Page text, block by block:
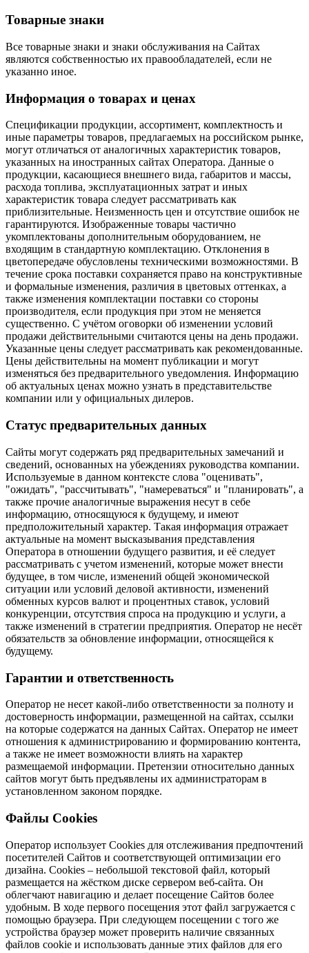
Товарные знаки
Все товарные знаки и знаки обслуживания на Сайтах
являются собственностью их правообладателей, если не
указанно иное.
Информация о товарах и ценах
Спецификации продукции, ассортимент, комплектность и
иные параметры товаров, предлагаемых на российском рынке,
могут отличаться от аналогичных характеристик товаров,
указанных на иностранных сайтах Оператора. Данные о
продукции, касающиеся внешнего вида, габаритов и массы,
расхода топлива, эксплуатационных затрат и иных
характеристик товара следует рассматривать как
приблизительные. Неизменность цен и отсутствие ошибок не
гарантируются. Изображенные товары частично
укомплектованы дополнительным оборудованием, не
входящим в стандартную комплектацию. Отклонения в
цветопередаче обусловлены техническими возможностями. В
течение срока поставки сохраняется право на конструктивные
и формальные изменения, различия в цветовых оттенках, а
также изменения комплектации поставки со стороны
производителя, если продукция при этом не меняется
существенно. С учётом оговорки об изменении условий
продажи действительными считаются цены на день продажи.
Указанные цены следует рассматривать как рекомендованные.
Цены действительны на момент публикации и могут
изменяться без предварительного уведомления. Информацию
об актуальных ценах можно узнать в представительстве
компании или у официальных дилеров.
Статус предварительных данных
Сайты могут содержать ряд предварительных замечаний и
сведений, основанных на убеждениях руководства компании.
Используемые в данном контексте слова "оценивать",
"ожидать", "рассчитывать", "намереваться" и "планировать", а
также прочие аналогичные выражения несут в себе
информацию, относящуюся к будущему, и имеют
предположительный характер. Такая информация отражает
актуальные на момент высказывания представления
Оператора в отношении будущего развития, и её следует
рассматривать с учетом изменений, которые может внести
будущее, в том числе, изменений общей экономической
ситуации или условий деловой активности, изменений
обменных курсов валют и процентных ставок, условий
конкуренции, отсутствия спроса на продукцию и услуги, а
также изменений в стратегии предприятия. Оператор не несёт
обязательств за обновление информации, относящейся к
будущему.
Гарантии и ответственность
Оператор не несет какой-либо ответственности за полноту и
достоверность информации, размещенной на сайтах, ссылки
на которые содержатся на данных Сайтах. Оператор не имеет
отношения к администрированию и формированию контента,
а также не имеет возможности влиять на характер
размещаемой информации. Претензии относительно данных
сайтов могут быть предъявлены их администраторам в
установленном законом порядке.
Файлы Cookies
Оператор использует Сookies для отслеживания предпочтений
посетителей Сайтов и соответствующей оптимизации его
дизайна. Cookies – небольшой текстовой файл, который
размещается на жёстком диске сервером веб-сайта. Он
облегчают навигацию и делает посещение Сайтов более
удобным. В ходе первого посещения этот файл загружается с
помощью браузера. При следующем посещении с того же
устройства браузер может проверить наличие связанных
файлов cookie и использовать данные этих файлов для его